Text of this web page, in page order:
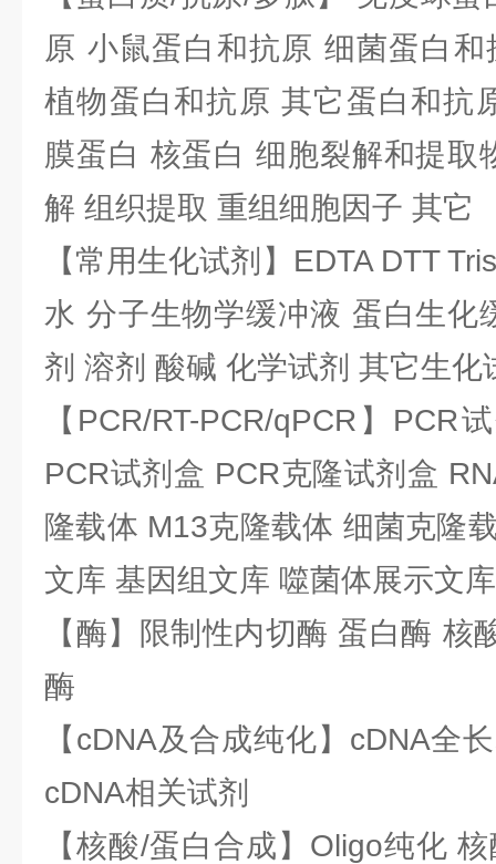
原 小鼠蛋白和抗原 细菌蛋白
植物蛋白和抗原 其它蛋白和抗
膜蛋白 核蛋白 细胞裂解和提取
解 组织提取 重组细胞因子 其它
【常用生化试剂】EDTA DTT
水 分子生物学缓冲液 蛋白生化
剂 溶剂 酸碱 化学试剂 其它生化
【PCR/RT-PCR/qPCR】PCR
PCR试剂盒 PCR克隆试剂盒
隆载体 M13克隆载体 细菌克隆
文库 基因组文库 噬菌体展示文库
【酶】限制性内切酶 蛋白酶 核
酶
【cDNA及合成纯化】cDNA全
cDNA相关试剂
【核酸/蛋白合成】Oligo纯化